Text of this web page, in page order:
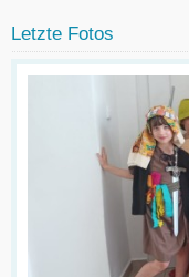
Letzte Fotos